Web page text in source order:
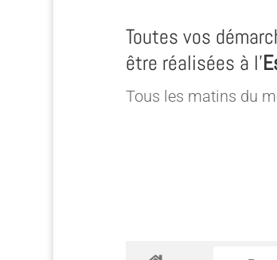
Toutes vos
être réalisées à l’
Tous les matins du